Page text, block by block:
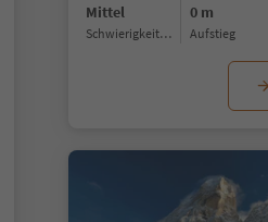
Mittel
Schwierigkeitsgrad
0 m
Aufstieg